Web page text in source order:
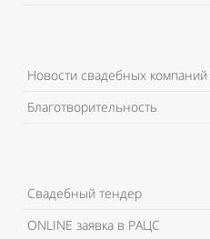
Новости свадебных компаний
Благотворительность
Свадебный тендер
ONLINE заявка в РАЦС